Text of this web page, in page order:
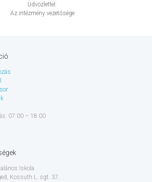
Üdvözlettel:
Az intézmény vezetősége
07:00 – 18:00
Iskola
Kossuth L. sgt. 37.